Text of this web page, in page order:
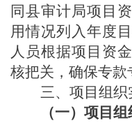
同县审计局项目
用情况列入年度
人员根据项目资
核把关，确保专款
三、项目组
（一）项目